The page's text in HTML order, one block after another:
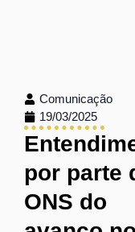
Comunicação
19/03/2025
por parte
ONS do